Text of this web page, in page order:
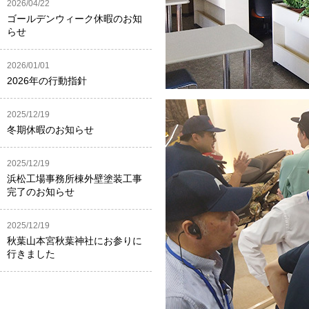
2026/04/22
ゴールデンウィーク休暇のお知
らせ
2026/01/01
2026年の行動指針
2025/12/19
冬期休暇のお知らせ
2025/12/19
浜松工場事務所棟外壁塗装工事
完了のお知らせ
2025/12/19
秋葉山本宮秋葉神社にお参りに
行きました